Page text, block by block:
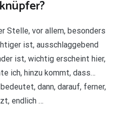
Stelle, vor allem, besonders
ist, ausschlaggebend
ist, wichtig erscheint hier,
ich, hinzu kommt, dass…
dann, darauf, ferner,
endlich …